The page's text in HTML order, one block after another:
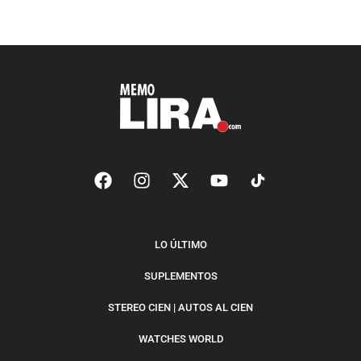
LO ÚLTIMO
SUPLEMENTOS
STEREO CIEN | AUTOS AL CIEN
WATCHES WORLD